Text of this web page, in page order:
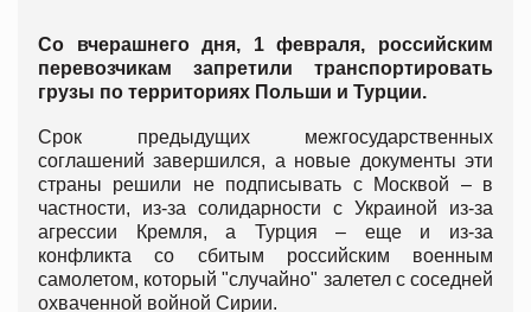
Со вчерашнего дня, 1 февраля, российским
перевозчикам запретили транспортировать
грузы по территориях Польши и Турции.
Срок предыдущих межгосударственных
соглашений завершился, а новые документы эти
страны решили не подписывать с Москвой – в
частности, из-за солидарности с Украиной из-за
агрессии Кремля, а Турция – еще и из-за
конфликта со сбитым российским военным
самолетом, который "случайно" залетел с соседней
охваченной войной Сирии.